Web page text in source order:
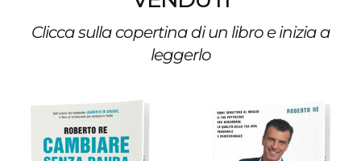
Clicca sulla copertina di un libro e inizia a
leggerlo